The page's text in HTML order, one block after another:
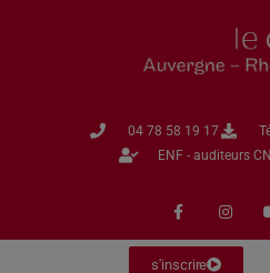
04 78 58 19 17​
ENF - auditeurs
s'inscrire